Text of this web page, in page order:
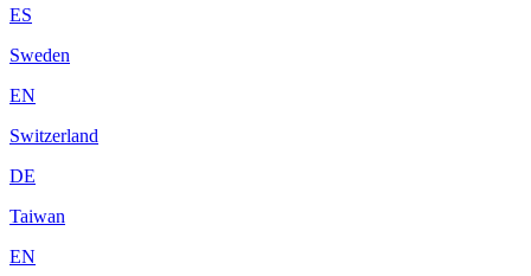
ES
Sweden
EN
Switzerland
DE
Taiwan
EN